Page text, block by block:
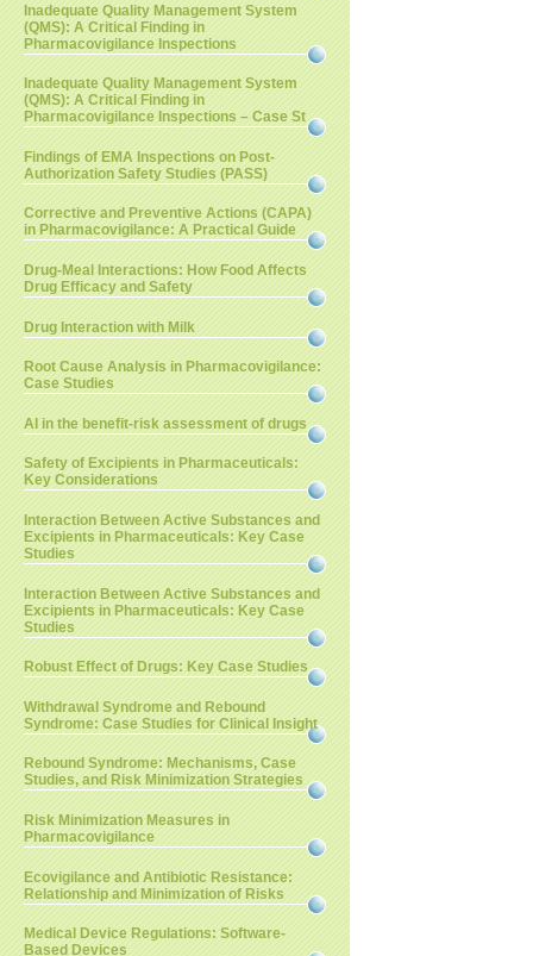
Inadequate Quality Management System
(QMS): A Critical Finding in
Pharmacovigilance Inspections
Inadequate Quality Management System
(QMS): A Critical Finding in
Pharmacovigilance Inspections – Case St
Findings of EMA Inspections on Post-
Authorization Safety Studies (PASS)
Corrective and Preventive Actions (CAPA)
in Pharmacovigilance: A Practical Guide
Drug-Meal Interactions: How Food Affects
Drug Efficacy and Safety
Drug Interaction with Milk
Root Cause Analysis in Pharmacovigilance:
Case Studies
AI in the benefit-risk assessment of drugs
Safety of Excipients in Pharmaceuticals:
Key Considerations
Interaction Between Active Substances and
Excipients in Pharmaceuticals: Key Case
Studies
Interaction Between Active Substances and
Excipients in Pharmaceuticals: Key Case
Studies
Robust Effect of Drugs: Key Case Studies
Withdrawal Syndrome and Rebound
Syndrome: Case Studies for Clinical Insight
Rebound Syndrome: Mechanisms, Case
Studies, and Risk Minimization Strategies
Risk Minimization Measures in
Pharmacovigilance
Ecovigilance and Antibiotic Resistance:
Relationship and Minimization of Risks
Medical Device Regulations: Software-
Based Devices